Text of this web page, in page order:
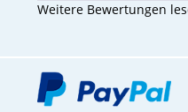
Weitere Bewertungen